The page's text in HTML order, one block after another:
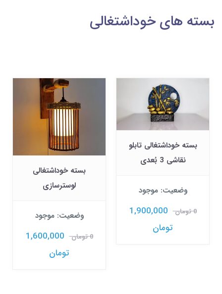
بسته های خوداشتغالی
بسته خوداشتغالی تابلو
نقاشی 3 بُعدی
وضعیت: موجود
0 تومان
1,900,000
تومان
بسته خوداشتغالی
لوسترسازی
وضعیت: موجود
0 تومان
1,600,000
تومان